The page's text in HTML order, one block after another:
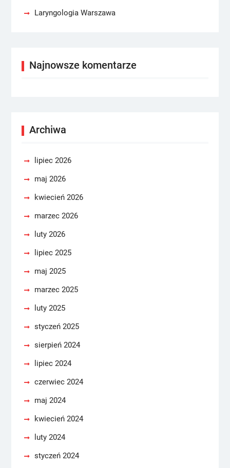
Laryngologia Warszawa
Najnowsze komentarze
Archiwa
lipiec 2026
maj 2026
kwiecień 2026
marzec 2026
luty 2026
lipiec 2025
maj 2025
marzec 2025
luty 2025
styczeń 2025
sierpień 2024
lipiec 2024
czerwiec 2024
maj 2024
kwiecień 2024
luty 2024
styczeń 2024